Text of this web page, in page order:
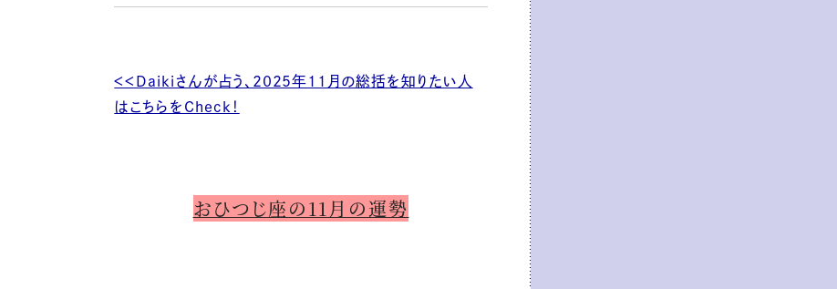
＜＜Daikiさんが占う、2025年11月の総括を知りたい人
はこちらをCheck！
おひつじ座の11月の運勢